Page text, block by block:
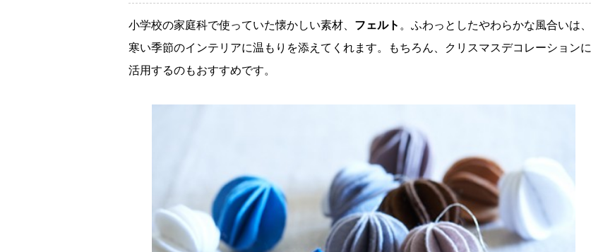
小学校の家庭科で使っていた懐かしい素材、 フェルト 。ふわっとしたやわらかな風合いは、
寒い季節のインテリアに温もりを添えてくれます。もちろん、クリスマスデコレーションに
活用するのもおすすめです。